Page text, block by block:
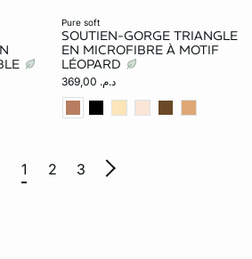
pure soft
SOUTIEN-GORGE TRIANGLE
EN MICROFIBRE À MOTIF
LÉOPARD
د.م. 369,00
1 2 3